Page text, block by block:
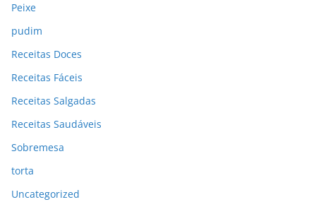
Peixe
pudim
Receitas Doces
Receitas Fáceis
Receitas Salgadas
Receitas Saudáveis
Sobremesa
torta
Uncategorized